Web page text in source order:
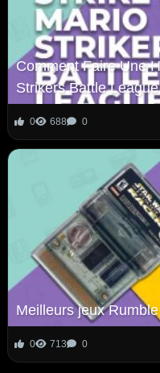
Comment Faire Une
Strikers Battle League
0 688 0
Meilleurs jeux
0 713 0